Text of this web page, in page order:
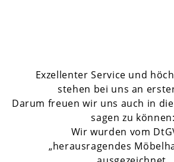
Exzellenter Service und
stehen bei uns an
Darum freuen wir uns auch in
sagen zu können:
Wir wurden vom
„herausragendes